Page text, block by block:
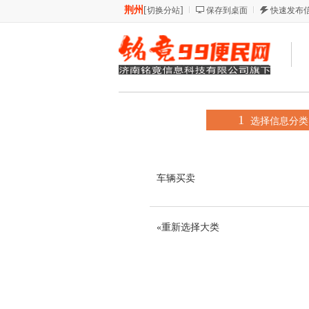
荆州 [切换分站] 保存到桌面 快速发布
1 选择信息分类
车辆买卖
«重新选择大类